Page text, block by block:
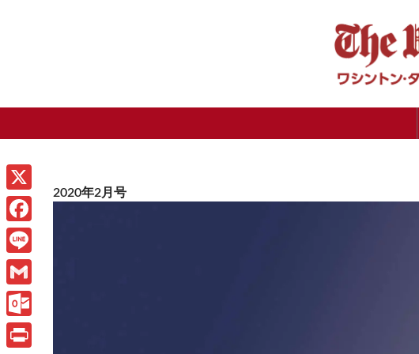
2020年2月号
X
F
a
c
e
b
L
i
n
e
G
m
a
O